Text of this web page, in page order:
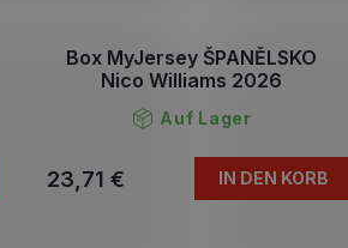
Box MyJersey ŠPANĚLSKO
Nico Williams 2026
Auf Lager
23,71 € IN DEN KORB